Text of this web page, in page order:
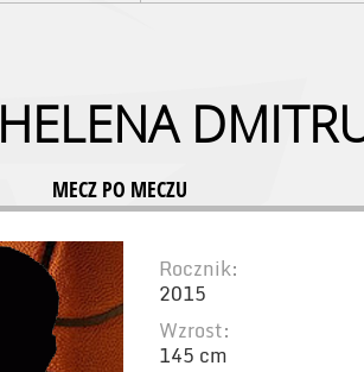
HELENA
MECZ PO MECZU
Rocznik:
2015
Wzrost:
145 cm